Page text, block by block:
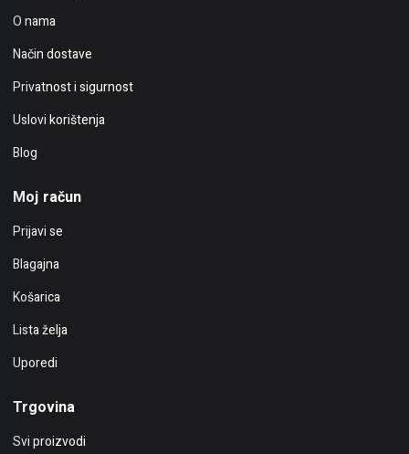
O nama
Način dostave
Privatnost i sigurnost
Uslovi korištenja
Blog
Moj račun
Prijavi se
Blagajna
Košarica
Lista želja
Uporedi
Trgovina
Svi proizvodi